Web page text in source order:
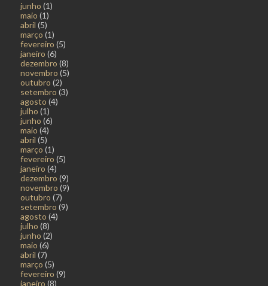
junho (1)
maio (1)
abril (5)
março (1)
fevereiro (5)
janeiro (6)
dezembro (8)
novembro (5)
outubro (2)
setembro (3)
agosto (4)
julho (1)
junho (6)
maio (4)
abril (5)
março (1)
fevereiro (5)
janeiro (4)
dezembro (9)
novembro (9)
outubro (7)
setembro (9)
agosto (4)
julho (8)
junho (2)
maio (6)
abril (7)
março (5)
fevereiro (9)
janeiro (8)